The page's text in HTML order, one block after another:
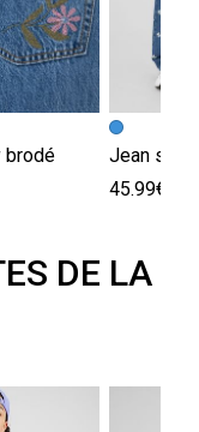
brodé
Jean
45.99€
DE LA